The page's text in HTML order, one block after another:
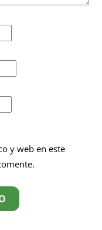
y web en este